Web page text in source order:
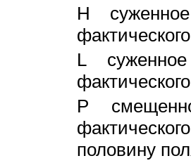
H
L
P
половину